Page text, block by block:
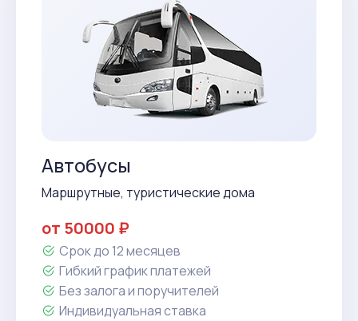
Автобусы
Маршрутные, туристические дома
от 50000 ₽
Срок до 12 месяцев
Гибкий график платежей
Без залога и поручителей
Индивидуальная ставка